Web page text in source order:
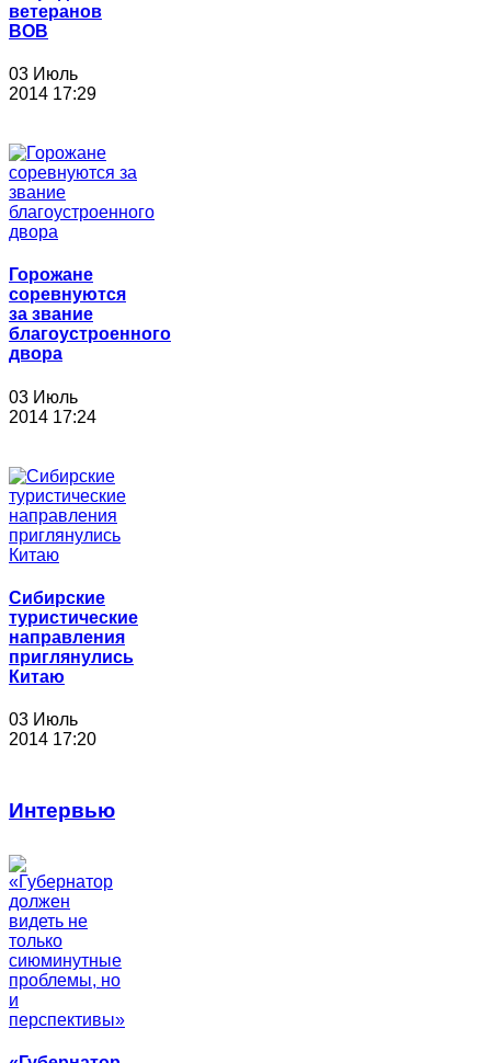
ветеранов
ВОВ
03 Июль
2014 17:29
Горожане
соревнуются
за звание
благоустроенного
двора
03 Июль
2014 17:24
Сибирские
туристические
направления
приглянулись
Китаю
03 Июль
2014 17:20
Интервью